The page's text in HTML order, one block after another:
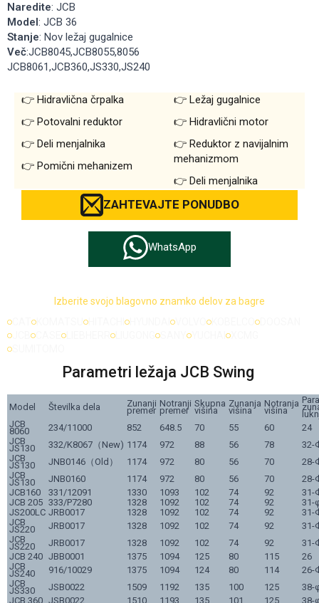
Naredite: JCB
Model: JCB 36
Stanje: Nov ležaj gugalnice
Več:JCB8045,JCB8055,8056
JCB8061,JCB360,JS330,JS240
Hidravlična črpalka
Potovalni reduktor
Deli menjalnika
Pomični mehanizem
Ležaj gugalnice
Hidravlični motor
Reduktor z navijalnim
mehanizmom
Deli menjalnika
ZAHTEVAJTE PONUDBO
WhatsApp
Izberite svojo blagovno znamko delov za bagre
Parametri ležaja JCB Swing
Model Številka dela Zunanji
premer
Notranji
premer
Skupna
višina
Zunanja
višina
Notranja
višina
JCB
8060 234/11000 852 648.5 70 55 60
24
JCB
JS130 332/K8067（New) 1174 972 88 56 78
32-
JCB
JS130 JNB0146（Old） 1174 972 80 56 70
28-
JCB
JS130 JNB0160 1174 972 80 56 70
28-
JCB160
331/12091 1330 1093 102 74 92
31-
JCB 205 333/P7280 1328 1092 102 74 92
31-
JS200LC JRB0017 1328 1092 102 74 92
31-
JCB
JS220 JRB0017 1328 1092 102 74 92
31-
JCB
JS220 JRB0017 1328 1092 102 74 92
31-
JCB 240 JBB0001 1375 1094 125 80 115
26
JCB
JS240 916/10029 1375 1094 124 80 114
26-
JCB
JS330 JSB0022 1509 1192 135 100 125
38-
JCB 360 JSB0022 1510 1193 135 101 125 38-